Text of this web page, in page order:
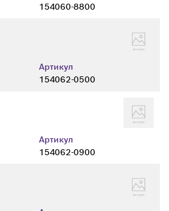
154060-8800
Артикул
154062-0500
Артикул
154062-0900